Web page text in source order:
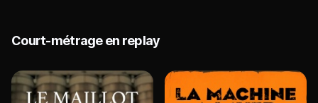
Court-métrage en replay